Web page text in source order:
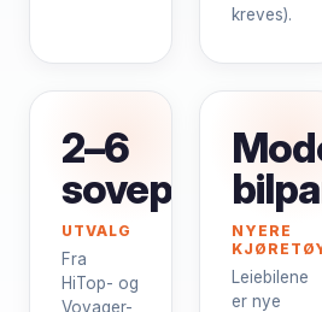
kreves).
2–6
soveplasser
UTVALG
Fra
HiTop- og
Voyager-
NYERE
Leiebilene
er nye